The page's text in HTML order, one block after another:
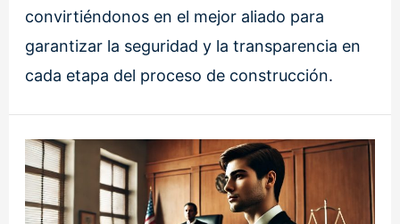
convirtiéndonos en el mejor aliado para
garantizar la seguridad y la transparencia en
cada etapa del proceso de construcción.